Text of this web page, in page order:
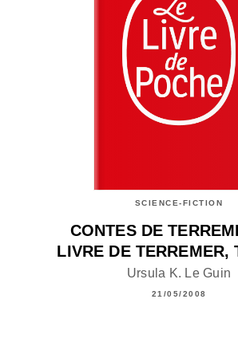
SCIENCE-FICTION
CONTES DE
LIVRE DE TERREMER,
Ursula K. Le Guin
21/05/2008